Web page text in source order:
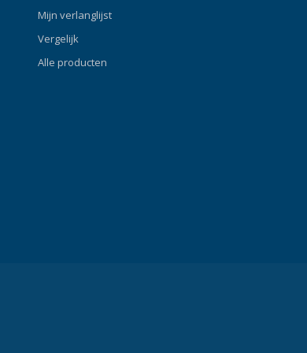
Mijn verlanglijst
Vergelijk
Alle producten